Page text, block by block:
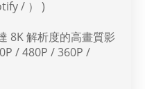
/ ） )
8K 解析度的高畫質影
/ 480P / 360P /